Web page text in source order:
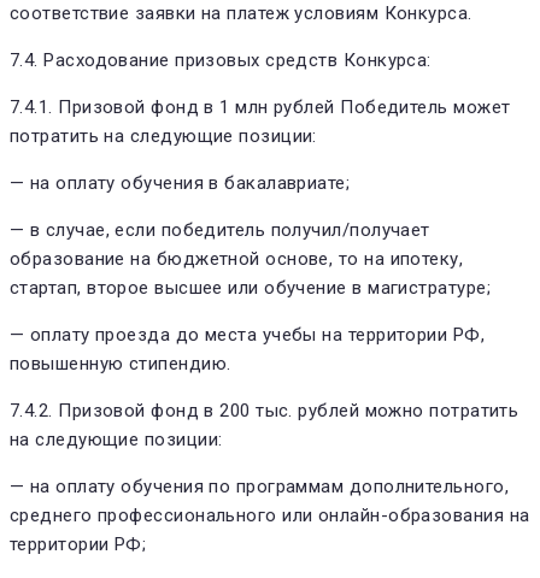
соответствие заявки на платеж условиям Конкурса.
7.4. Расходование призовых средств Конкурса:
7.4.1. Призовой фонд в 1 млн рублей Победитель может
потратить на следующие позиции:
— на оплату обучения в бакалавриате;
— в случае, если победитель получил/получает
образование на бюджетной основе, то на ипотеку,
стартап, второе высшее или обучение в магистратуре;
— оплату проезда до места учебы на территории РФ,
повышенную стипендию.
7.4.2. Призовой фонд в 200 тыс. рублей можно потратить
на следующие позиции:
— на оплату обучения по программам дополнительного,
среднего профессионального или онлайн-образования на
территории РФ;